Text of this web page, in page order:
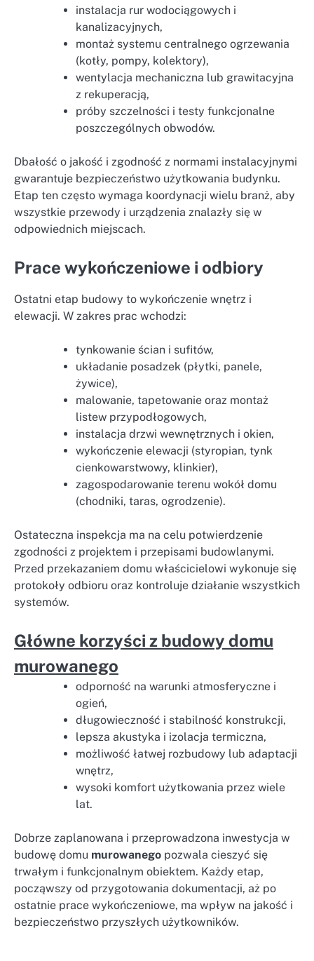
instalacja rur wodociągowych i
kanalizacyjnych,
montaż systemu centralnego ogrzewania
(kotły, pompy, kolektory),
wentylacja mechaniczna lub grawitacyjna
z rekuperacją,
próby szczelności i testy funkcjonalne
poszczególnych obwodów.
Dbałość o jakość i zgodność z normami instalacyjnymi
gwarantuje bezpieczeństwo użytkowania budynku.
Etap ten często wymaga koordynacji wielu branż, aby
wszystkie przewody i urządzenia znalazły się w
odpowiednich miejscach.
Prace wykończeniowe i odbiory
Ostatni etap budowy to wykończenie wnętrz i
elewacji. W zakres prac wchodzi:
tynkowanie ścian i sufitów,
układanie posadzek (płytki, panele,
żywice),
malowanie, tapetowanie oraz montaż
listew przypodłogowych,
instalacja drzwi wewnętrznych i okien,
wykończenie elewacji (styropian, tynk
cienkowarstwowy, klinkier),
zagospodarowanie terenu wokół domu
(chodniki, taras, ogrodzenie).
Ostateczna inspekcja ma na celu potwierdzenie
zgodności z projektem i przepisami budowlanymi.
Przed przekazaniem domu właścicielowi wykonuje się
protokoły odbioru oraz kontroluje działanie wszystkich
systemów.
Główne korzyści z budowy domu
murowanego
odporność na warunki atmosferyczne i
ogień,
długowieczność i stabilność konstrukcji,
lepsza akustyka i izolacja termiczna,
możliwość łatwej rozbudowy lub adaptacji
wnętrz,
wysoki komfort użytkowania przez wiele
lat.
Dobrze zaplanowana i przeprowadzona inwestycja w
budowę domu murowanego pozwala cieszyć się
trwałym i funkcjonalnym obiektem. Każdy etap,
począwszy od przygotowania dokumentacji, aż po
ostatnie prace wykończeniowe, ma wpływ na jakość i
bezpieczeństwo przyszłych użytkowników.